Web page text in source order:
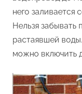
него заливается
Нельзя забывать
растаявшей
можно включить